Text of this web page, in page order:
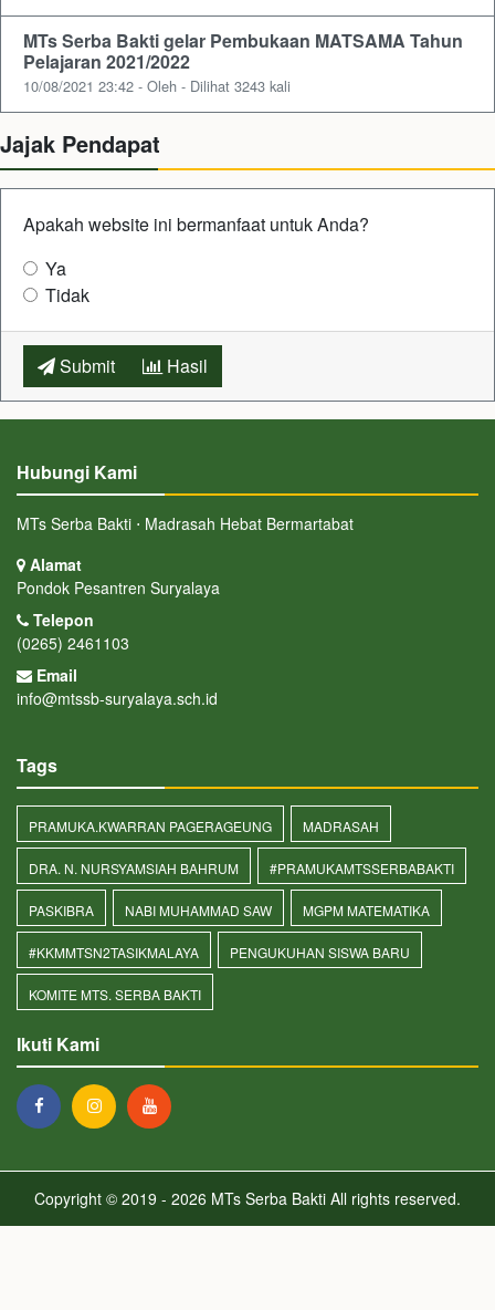
MTs Serba Bakti gelar Pembukaan MATSAMA Tahun
Pelajaran 2021/2022
10/08/2021 23:42 - Oleh - Dilihat 3243 kali
Jajak Pendapat
Apakah website ini bermanfaat untuk Anda?
Ya
Tidak
Submit Hasil
Hubungi Kami
MTs Serba Bakti ⋅ Madrasah Hebat Bermartabat
Alamat
Pondok Pesantren Suryalaya
Telepon
(0265) 2461103
Email
info@mtssb-suryalaya.sch.id
Tags
PRAMUKA.KWARRAN PAGERAGEUNG MADRASAH
DRA. N. NURSYAMSIAH BAHRUM #PRAMUKAMTSSERBABAKTI
PASKIBRA NABI MUHAMMAD SAW MGPM MATEMATIKA
#KKMMTSN2TASIKMALAYA PENGUKUHAN SISWA BARU
KOMITE MTS. SERBA BAKTI
Ikuti Kami
Copyright © 2019 - 2026 MTs Serba Bakti All rights reserved.